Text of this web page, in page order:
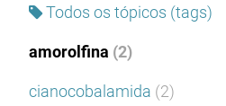
Todos os tópicos (tags)
amorolfina (2)
cianocobalamida (2)